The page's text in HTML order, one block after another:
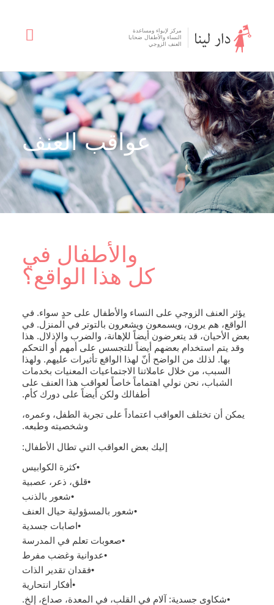
مركز لإيواء ومساعدة
النساء والأطفال ضحايا
العنف الزوجي
عواقب العنف
والأطفال في
كل هذا الواقع؟
يؤثر العنف الزوجي على النساء والأطفال على حدٍ سواء. في
الواقع، هم يرون، ويسمعون ويشعرون بالتوتر في المنزل. في
بعض الأحيان، قد يتعرضون أيضاً للإهانة، والضرب والإذلال. هذا
وقد يتم استخدام بعضهم أيضاً للتجسس على أمهم أو التحكم
بها. لذلك من الواضح أنّ لهذا الواقع تأثيرات عليهم. ولهذا
السبب، من خلال عاملاتنا الاجتماعيات المعنيات بخدمات
الشباب، نحن نولي اهتماماً خاصاً لعواقب هذا العنف على
أطفالك ولكن أيضاً على دورك كأم.
يمكن أن تختلف العواقب اعتماداً على تجربة الطفل، وعمره،
وشخصيته وطبعه.
إليك بعض العواقب التي تطال الأطفال:
كثرة الكوابيس
قلق، ذعر، عصبية
شعور بالذنب
شعور بالمسؤولية حيال العنف
اصابات جسدية
صعوبات تعلم في المدرسة
عدوانية وغضب مفرط
فقدان تقدير الذات
أفكار انتحارية
شكاوى جسدية: آلام في القلب، في المعدة، صداع، إلخ.